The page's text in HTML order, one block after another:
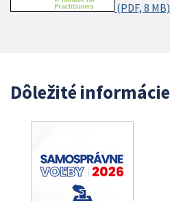
(PDF, 8 MB)
Dôležité informácie